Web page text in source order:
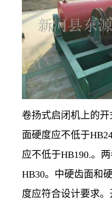
卷扬式启闭机上的
面硬度应不低于
应不低于HB190.。
HB30。中硬齿面和
度应符合设计要求